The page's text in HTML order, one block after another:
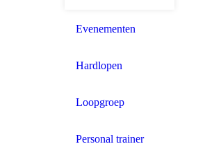
Evenementen
Hardlopen
Loopgroep
Personal trainer